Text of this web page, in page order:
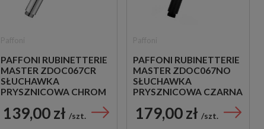
PAFFONI RUBINETTERIE
MASTER ZDOC067CR
SŁUCHAWKA
PRYSZNICOWA CHROM
139,00 zł szt.
PAFFONI RUBINETTERIE
MASTER ZDOC067NO
SŁUCHAWKA
PRYSZNICOWA CZARNA
179,00 zł szt.